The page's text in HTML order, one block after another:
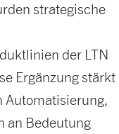
strategische
der LTN
Ergänzung stärkt
Automatisierung,
an Bedeutung